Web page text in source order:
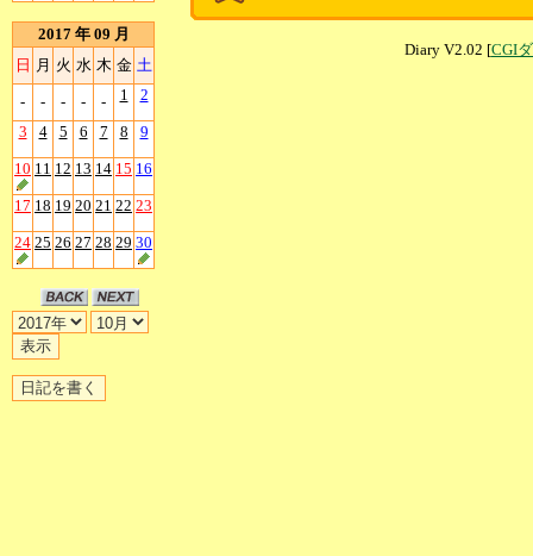
2017 年 09 月
日 月 火 水 木 金 土
- - - - - 1 2
3 4 5 6 7 8 9
10 11 12 13 14 15 16
17 18 19 20 21 22 23
24 25 26 27 28 29 30
Diary V2.02 [CGI